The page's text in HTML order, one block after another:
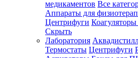
медикаментов Все
Аппараты для
Центрифуги Коагуляторы
Скрыть
Лаборатория
Термостаты Центрифуги